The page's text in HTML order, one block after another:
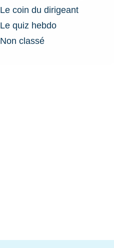
Le coin du dirigeant
Le quiz hebdo
Non classé